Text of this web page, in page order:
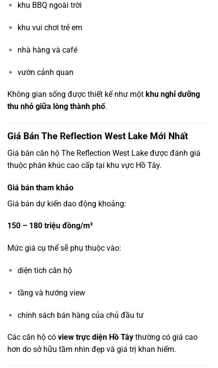
khu BBQ ngoài trời
khu vui chơi trẻ em
nhà hàng và café
vườn cảnh quan
Không gian sống được thiết kế như một khu nghỉ dưỡng
thu nhỏ giữa lòng thành phố.
Giá Bán The Reflection West Lake Mới Nhất
Giá bán căn hộ The Reflection West Lake được đánh giá
thuộc phân khúc cao cấp tại khu vực Hồ Tây.
Giá bán tham khảo
Giá bán dự kiến dao động khoảng:
150 – 180 triệu đồng/m²
Mức giá cụ thể sẽ phụ thuộc vào:
diện tích căn hộ
tầng và hướng view
chính sách bán hàng của chủ đầu tư
Các căn hộ có view trực diện Hồ Tây thường có giá cao
hơn do sở hữu tầm nhìn đẹp và giá trị khan hiếm.